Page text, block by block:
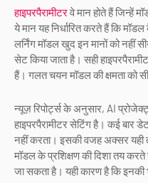
हाइपरपैरामीटरवे मान होते हैं जिन्हें
ये मान यह निर्धारित करते हैं कि
लर्निंग मॉडल खुद इन मानों को नहीं
सेट किया जाता है। सही
हैं। गलत चयन मॉडल की क्षमता को
न्यूज़ रिपोर्ट्स के अनुसार, AI
हाइपरपैरामीटर सेटिंग है। कई बार
नहीं करता। इसकी वजह अक्सर यही
मॉडल के प्रशिक्षण की दिशा तय
जा सकता है। यही कारण है कि इनकी